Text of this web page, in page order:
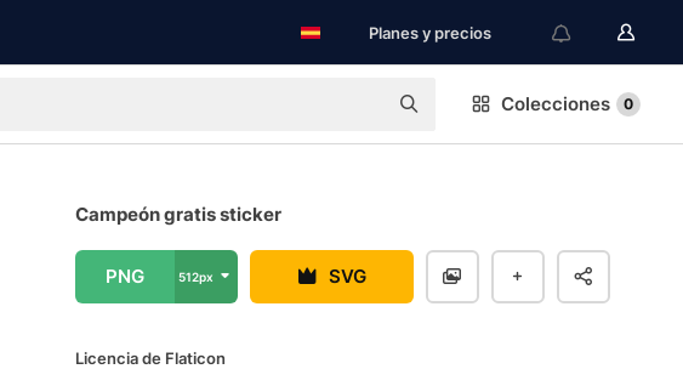
Planes y precios
Colecciones 0
Campeón gratis sticker
PNG 512px SVG
Licencia de Flaticon